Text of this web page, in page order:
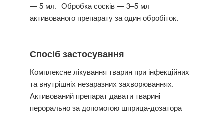
— 5 мл. Обробка сосків — 3–5 мл
активованого препарату за один обробіток.
Спосіб застосування
Комплексне лікування тварин при інфекційних
та внутрішніх незаразних захворюваннях.
Активований препарат давати тварині
перорально за допомогою шприца-дозатора